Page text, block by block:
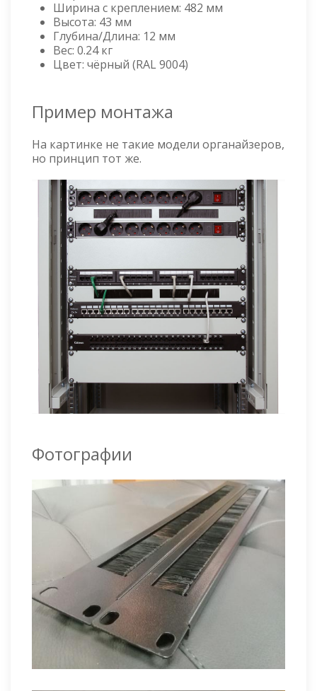
Ширина с креплением: 482 мм
Высота: 43 мм
Глубина/Длина: 12 мм
Вес: 0.24 кг
Цвет: чёрный (RAL 9004)
Пример монтажа
На картинке не такие модели органайзеров,
но принцип тот же.
Фотографии